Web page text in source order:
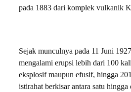
pada 1883 dari komplek vulkanik
Sejak munculnya pada 11 Juni
mengalami erupsi lebih dari 100
eksplosif maupun efusif, hingga
istirahat berkisar antara satu